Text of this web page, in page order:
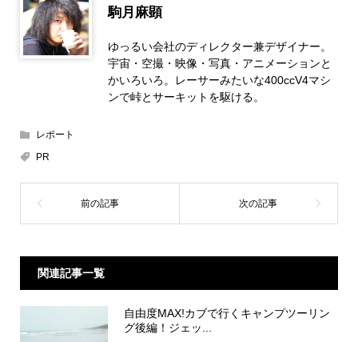
駒月麻顕
ゆっるい会社のディレクター兼デザイナー。
宇宙・空撮・映像・写真・アニメーションと
かいろいろ。レーサーみたいな400ccV4マシ
ンで峠とサーキットを駆ける。
レポート
PR
関連記事一覧
自由度MAX!カブで行くキャンプツーリン
グ後編！ジェッ...